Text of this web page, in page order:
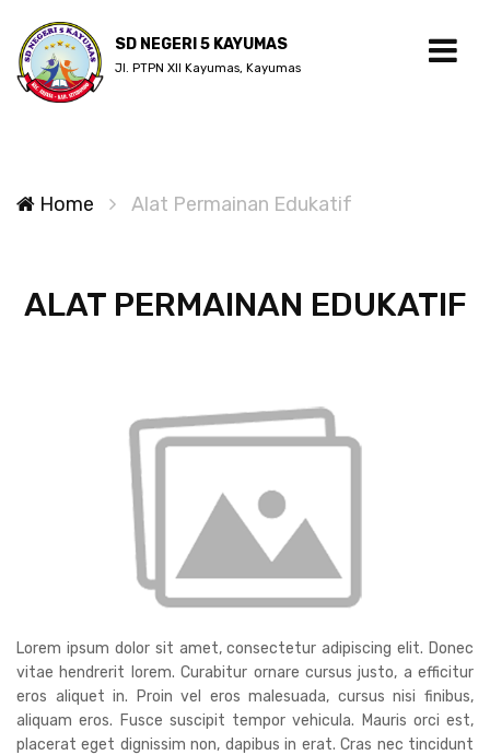
SD NEGERI 5 KAYUMAS
Jl. PTPN XII Kayumas, Kayumas
Home Alat Permainan Edukatif
ALAT PERMAINAN EDUKATIF
Lorem ipsum dolor sit amet, consectetur adipiscing elit. Donec
vitae hendrerit lorem. Curabitur ornare cursus justo, a efficitur
eros aliquet in. Proin vel eros malesuada, cursus nisi finibus,
aliquam eros. Fusce suscipit tempor vehicula. Mauris orci est,
placerat eget dignissim non, dapibus in erat. Cras nec tincidunt